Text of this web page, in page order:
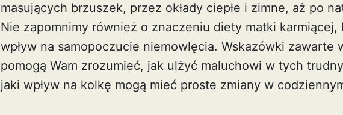
masujących brzuszek, przez okłady ciepłe i zimne, aż po
Nie zapomnimy również o znaczeniu diety matki karmiącej,
wpływ na samopoczucie niemowlęcia. Wskazówki zawarte
pomogą Wam zrozumieć, jak ulżyć maluchowi w tych
jaki wpływ na kolkę mogą mieć proste zmiany w